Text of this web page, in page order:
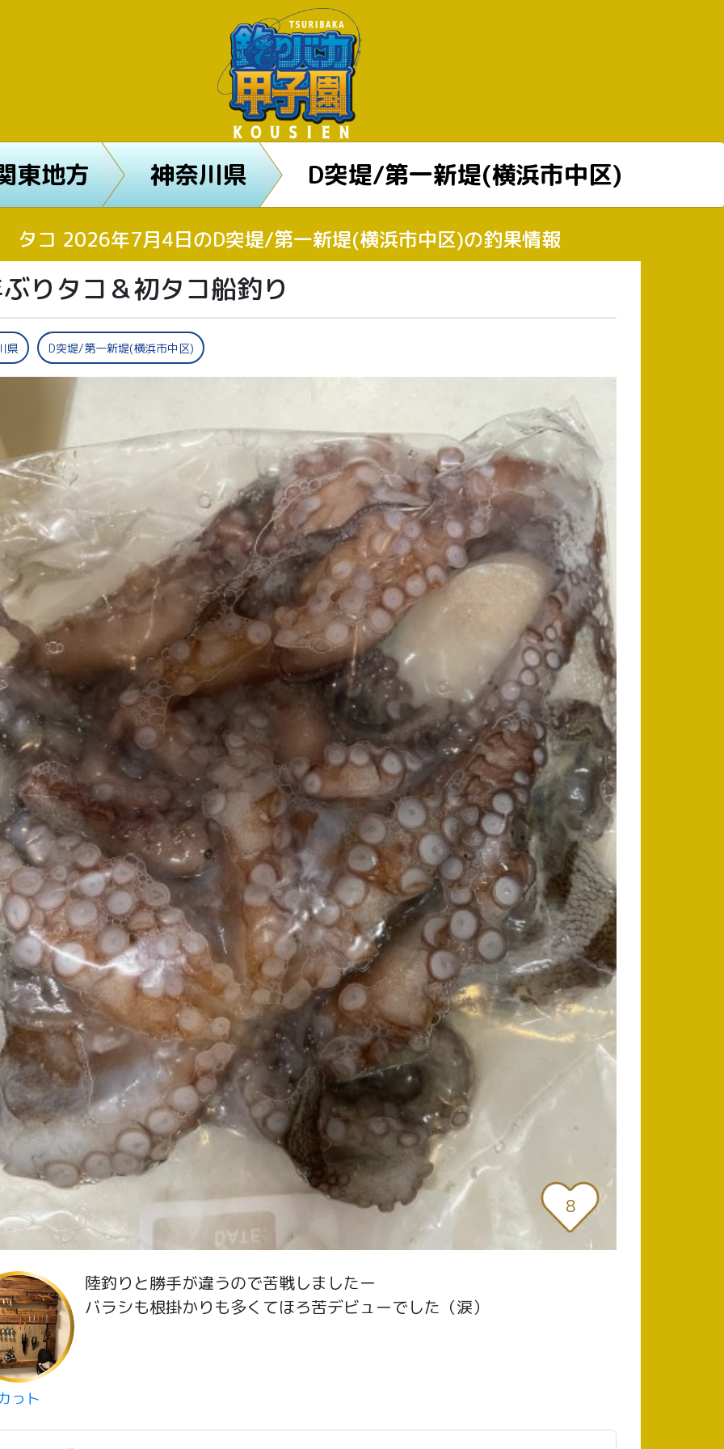
東地方 神奈川県 D突堤/第一新堤(横浜市中区)
タコ 2026年7月4日のD突堤/第一新堤(横浜市中区)の釣果情報
りタコ＆初タコ船釣り
県 D突堤/第一新堤(横浜市中区)
8
っト
陸釣りと勝手が違うので苦戦しましたー
バラシも根掛かりも多くてほろ苦デビューでした（涙）